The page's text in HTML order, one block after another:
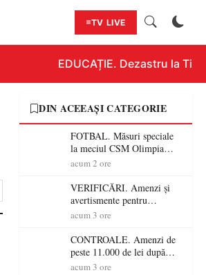
TV LIVE
EDUCAȚIE. Dezastru la
DIN ACEEAȘI CATEGORIE
FOTBAL. Măsuri speciale
la meciul CSM Olimpia
Satu Mare – CSM Reșița!
avertismente clare pentru
suporteri
acum 2 ore
VERIFICĂRI. Amenzi și
avertismente pentru
crescătorii de animale din
controale în toate
gospodăriile și face apel la
respectarea legii
acum 3 ore
CONTROALE. Amenzi de
peste 11.000 de lei după
controalele DSVSA Satu
acum 3 ore